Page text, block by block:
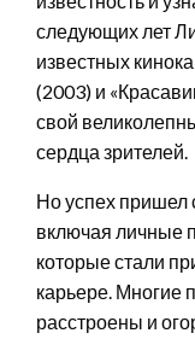
следующих лет
известных
(2003) и
свой
сердца зрителей.
Но успех пришел
включая личные
которые стали
карьере. Многие
расстроены и